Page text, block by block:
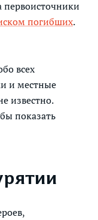
погибших.
всех
и местные
известно.
показать